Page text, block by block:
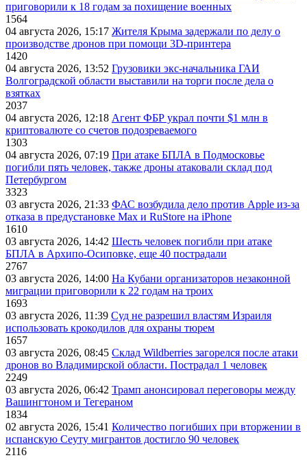
приговорили к 18 годам за похищение военных
1564
04 августа 2026, 15:17 Жителя Крыма задержали по делу о
производстве дронов при помощи 3D‑принтера
1420
04 августа 2026, 13:52 Грузовики экс-начальника ГАИ
Волгоградской области выставили на торги после дела о
взятках
2037
04 августа 2026, 12:18 Агент ФБР украл почти $1 млн в
криптовалюте со счетов подозреваемого
1303
04 августа 2026, 07:19 При атаке БПЛА в Подмосковье
погибли пять человек, также дроны атаковали склад под
Петербургом
3323
03 августа 2026, 21:33 ФАС возбудила дело против Apple из-за
отказа в предустановке Max и RuStore на iPhone
1610
03 августа 2026, 14:42 Шесть человек погибли при атаке
БПЛА в Архипо-Осиповке, еще 40 пострадали
2767
03 августа 2026, 14:00 На Кубани организаторов незаконной
миграции приговорили к 22 годам на троих
1693
03 августа 2026, 11:39 Суд не разрешил властям Израиля
использовать крокодилов для охраны тюрем
1657
03 августа 2026, 08:45 Склад Wildberries загорелся после атаки
дронов во Владимирской области. Пострадал 1 человек
2249
03 августа 2026, 06:42 Трамп анонсировал переговоры между
Вашингтоном и Тегераном
1834
02 августа 2026, 15:41 Количество погибших при вторжении в
испанскую Сеуту мигрантов достигло 90 человек
2116